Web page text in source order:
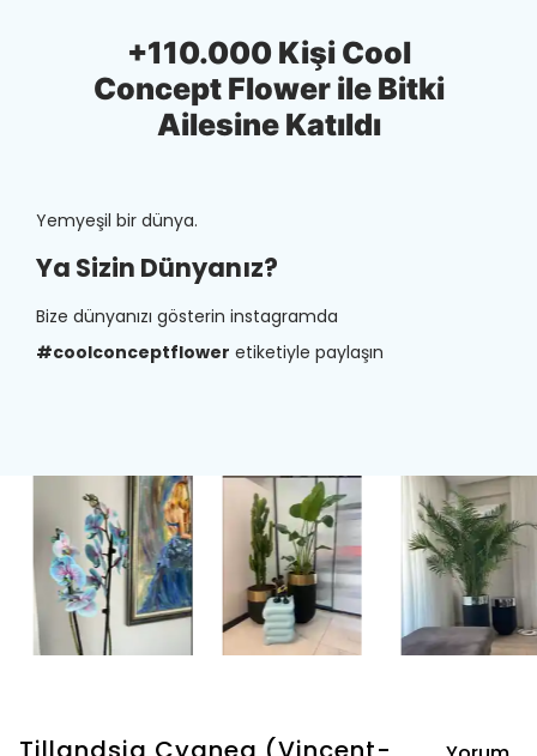
+110.000 Kişi Cool
Concept Flower ile Bitki
Ailesine Katıldı
Yemyeşil bir dünya.
Ya Sizin Dünyanız?
Bize dünyanızı gösterin instagramda
#coolconceptflower etiketiyle paylaşın